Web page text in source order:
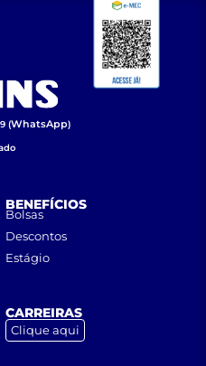
(WhatsApp)
BENEFÍCIOS
Bolsas
Descontos
Estágio
CARREIRAS
Clique aqui